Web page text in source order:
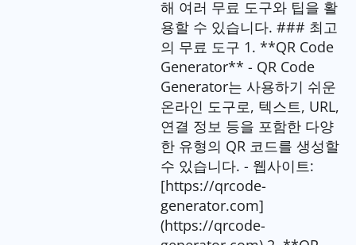
해 여러 무료 도구와 팁을 활
용할 수 있습니다. ### 최고
의 무료 도구 1. **QR Code
Generator** - QR Code
Generator는 사용하기 쉬운
온라인 도구로, 텍스트, URL,
연결 정보 등을 포함한 다양
한 유형의 QR 코드를 생성할
수 있습니다. - 웹사이트:
[https://qrcode-
generator.com]
(https://qrcode-